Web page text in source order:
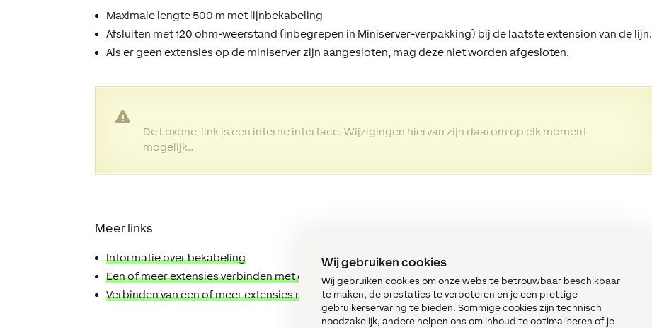
Wij gebruiken cookies
Wij gebruiken cookies om onze website betrouwbaar beschikbaar
te maken, de prestaties te verbeteren en je een prettige
gebruikerservaring te bieden. Sommige cookies zijn technisch
noodzakelijk, andere helpen ons om inhoud te optimaliseren of je
Maximale lengte 500 m met lijnbekabeling
Afsluiten met 120 ohm-weerstand (inbegrepen in Miniserver-verpakking) bij de laatste extension van de lijn.
Als er geen extensies op de miniserver zijn aangesloten, mag deze niet worden afgesloten.
De Loxone-link is een interne interface. Wijzigingen hiervan zijn daarom op elk moment
mogelijk..
Meer links
Informatie over bekabeling
Een of meer extensies verbinden met de Miniserver
Verbinden van een of meer extensies met de Miniserver Go